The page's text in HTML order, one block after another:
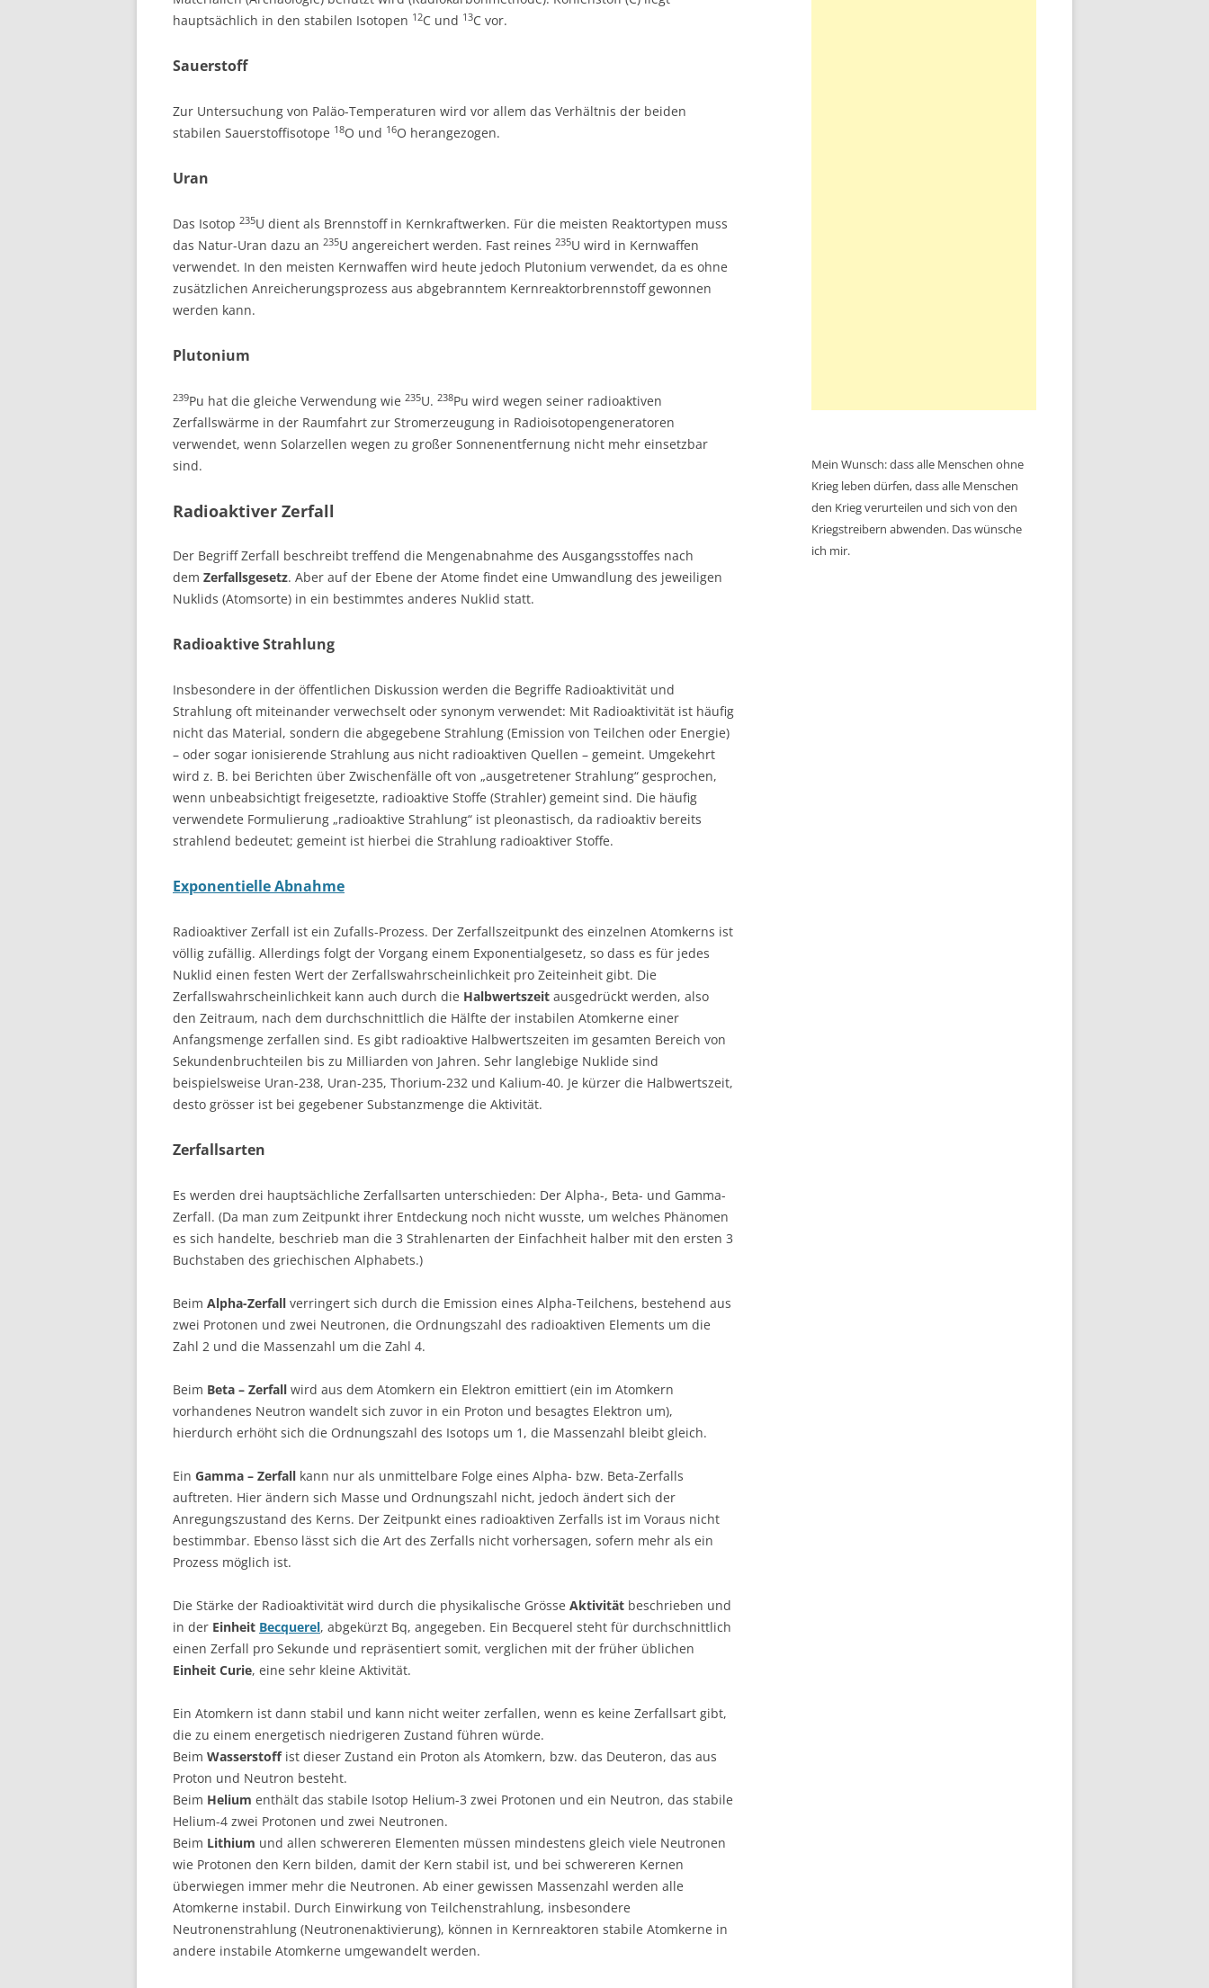
hauptsächlich in den stabilen Isotopen 12C und 13C vor.
Sauerstoff
Zur Untersuchung von Paläo-Temperaturen wird vor allem das Verhältnis der beiden
stabilen Sauerstoffisotope 18O und 16O herangezogen.
Uran
Das Isotop 235U dient als Brennstoff in Kernkraftwerken. Für die meisten Reaktortypen muss
das Natur-Uran dazu an 235U angereichert werden. Fast reines 235U wird in Kernwaffen
verwendet. In den meisten Kernwaffen wird heute jedoch Plutonium verwendet, da es ohne
zusätzlichen Anreicherungsprozess aus abgebranntem Kernreaktorbrennstoff gewonnen
werden kann.
Plutonium
239Pu hat die gleiche Verwendung wie 235U. 238Pu wird wegen seiner radioaktiven
Zerfallswärme in der Raumfahrt zur Stromerzeugung in Radioisotopengeneratoren
verwendet, wenn Solarzellen wegen zu großer Sonnenentfernung nicht mehr einsetzbar
sind.
Radioaktiver Zerfall
Der Begriff Zerfall beschreibt treffend die Mengenabnahme des Ausgangsstoffes nach
dem Zerfallsgesetz. Aber auf der Ebene der Atome findet eine Umwandlung des jeweiligen
Nuklids (Atomsorte) in ein bestimmtes anderes Nuklid statt.
Radioaktive Strahlung
Insbesondere in der öffentlichen Diskussion werden die Begriffe Radioaktivität und
Strahlung oft miteinander verwechselt oder synonym verwendet: Mit Radioaktivität ist häufig
nicht das Material, sondern die abgegebene Strahlung (Emission von Teilchen oder Energie)
– oder sogar ionisierende Strahlung aus nicht radioaktiven Quellen – gemeint. Umgekehrt
wird z. B. bei Berichten über Zwischenfälle oft von „ausgetretener Strahlung“ gesprochen,
wenn unbeabsichtigt freigesetzte, radioaktive Stoffe (Strahler) gemeint sind. Die häufig
verwendete Formulierung „radioaktive Strahlung“ ist pleonastisch, da radioaktiv bereits
strahlend bedeutet; gemeint ist hierbei die Strahlung radioaktiver Stoffe.
Exponentielle Abnahme
Radioaktiver Zerfall ist ein Zufalls-Prozess. Der Zerfallszeitpunkt des einzelnen Atomkerns ist
völlig zufällig. Allerdings folgt der Vorgang einem Exponentialgesetz, so dass es für jedes
Nuklid einen festen Wert der Zerfallswahrscheinlichkeit pro Zeiteinheit gibt. Die
Zerfallswahrscheinlichkeit kann auch durch die Halbwertszeit ausgedrückt werden, also
den Zeitraum, nach dem durchschnittlich die Hälfte der instabilen Atomkerne einer
Anfangsmenge zerfallen sind. Es gibt radioaktive Halbwertszeiten im gesamten Bereich von
Sekundenbruchteilen bis zu Milliarden von Jahren. Sehr langlebige Nuklide sind
beispielsweise Uran-238, Uran-235, Thorium-232 und Kalium-40. Je kürzer die Halbwertszeit,
desto grösser ist bei gegebener Substanzmenge die Aktivität.
Zerfallsarten
Es werden drei hauptsächliche Zerfallsarten unterschieden: Der Alpha-, Beta- und Gamma-
Zerfall. (Da man zum Zeitpunkt ihrer Entdeckung noch nicht wusste, um welches Phänomen
es sich handelte, beschrieb man die 3 Strahlenarten der Einfachheit halber mit den ersten 3
Buchstaben des griechischen Alphabets.)
Beim Alpha-Zerfall verringert sich durch die Emission eines Alpha-Teilchens, bestehend aus
zwei Protonen und zwei Neutronen, die Ordnungszahl des radioaktiven Elements um die
Zahl 2 und die Massenzahl um die Zahl 4.
Beim Beta – Zerfall wird aus dem Atomkern ein Elektron emittiert (ein im Atomkern
vorhandenes Neutron wandelt sich zuvor in ein Proton und besagtes Elektron um),
hierdurch erhöht sich die Ordnungszahl des Isotops um 1, die Massenzahl bleibt gleich.
Ein Gamma – Zerfall kann nur als unmittelbare Folge eines Alpha- bzw. Beta-Zerfalls
auftreten. Hier ändern sich Masse und Ordnungszahl nicht, jedoch ändert sich der
Anregungszustand des Kerns. Der Zeitpunkt eines radioaktiven Zerfalls ist im Voraus nicht
bestimmbar. Ebenso lässt sich die Art des Zerfalls nicht vorhersagen, sofern mehr als ein
Prozess möglich ist.
Die Stärke der Radioaktivität wird durch die physikalische Grösse Aktivität beschrieben und
in der Einheit Becquerel, abgekürzt Bq, angegeben. Ein Becquerel steht für durchschnittlich
einen Zerfall pro Sekunde und repräsentiert somit, verglichen mit der früher üblichen
Einheit Curie, eine sehr kleine Aktivität.
Ein Atomkern ist dann stabil und kann nicht weiter zerfallen, wenn es keine Zerfallsart gibt,
die zu einem energetisch niedrigeren Zustand führen würde.
Beim Wasserstoffist dieser Zustand ein Proton als Atomkern, bzw. das Deuteron, das aus
Proton und Neutron besteht.
Beim Helium enthält das stabile Isotop Helium-3 zwei Protonen und ein Neutron, das stabile
Helium-4 zwei Protonen und zwei Neutronen.
Beim Lithium und allen schwereren Elementen müssen mindestens gleich viele Neutronen
wie Protonen den Kern bilden, damit der Kern stabil ist, und bei schwereren Kernen
überwiegen immer mehr die Neutronen. Ab einer gewissen Massenzahl werden alle
Atomkerne instabil. Durch Einwirkung von Teilchenstrahlung, insbesondere
Neutronenstrahlung (Neutronenaktivierung), können in Kernreaktoren stabile Atomkerne in
andere instabile Atomkerne umgewandelt werden.
Mein Wunsch: dass alle Menschen ohne
Krieg leben dürfen, dass alle Menschen
den Krieg verurteilen und sich von den
Kriegstreibern abwenden. Das wünsche
ich mir.